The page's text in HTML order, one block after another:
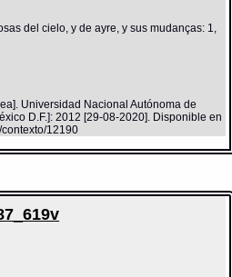
del cielo, y de ayre, y sus mudanças: 1,
Universidad Nacional Autónoma de
D.F.]: 2012 [29-08-2020]. Disponible en
contexto/12190